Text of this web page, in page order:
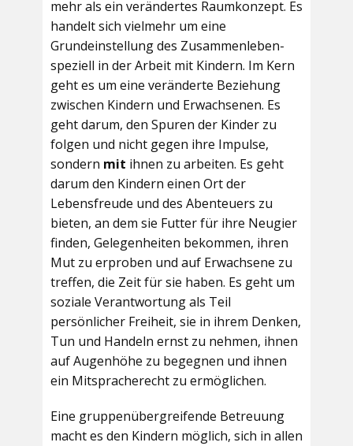
mehr als ein verändertes Raumkonzept. Es
handelt sich vielmehr um eine
Grundeinstellung des Zusammenleben-
speziell in der Arbeit mit Kindern. Im Kern
geht es um eine veränderte Beziehung
zwischen Kindern und Erwachsenen. Es
geht darum, den Spuren der Kinder zu
folgen und nicht gegen ihre Impulse,
sondern mit ihnen zu arbeiten. Es geht
darum den Kindern einen Ort der
Lebensfreude und des Abenteuers zu
bieten, an dem sie Futter für ihre Neugier
finden, Gelegenheiten bekommen, ihren
Mut zu erproben und auf Erwachsene zu
treffen, die Zeit für sie haben. Es geht um
soziale Verantwortung als Teil
persönlicher Freiheit, sie in ihrem Denken,
Tun und Handeln ernst zu nehmen, ihnen
auf Augenhöhe zu begegnen und ihnen
ein Mitspracherecht zu ermöglichen.
Eine gruppenübergreifende Betreuung
macht es den Kindern möglich, sich in allen